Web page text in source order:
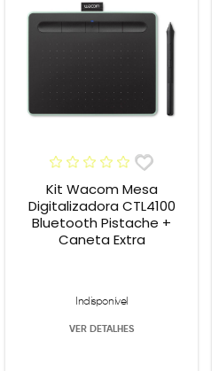
Kit Wacom Mesa
Digitalizadora CTL4100
Bluetooth Pistache +
Caneta Extra
Indisponível
VER DETALHES